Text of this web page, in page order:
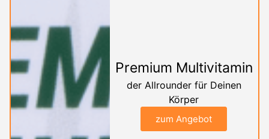
Premium Multivitamin
der Allrounder für Deinen
Körper
zum Angebot